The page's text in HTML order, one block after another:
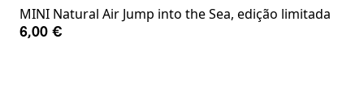
MINI Natural Air Jump into the Sea, edição limitada
6,00 €